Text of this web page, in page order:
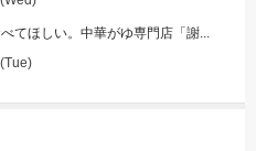
てほしい。中華がゆ専門店「謝...